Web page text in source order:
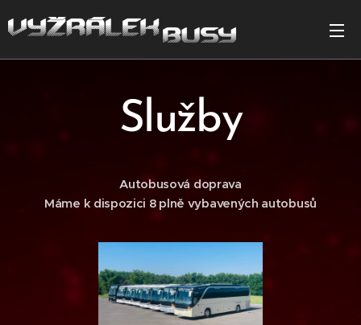
Služby
Autobusová doprava
Máme k dispozici 8 plně vybavených autobusů